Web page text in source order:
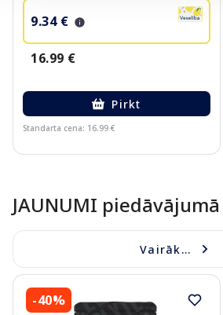
9.34 €
16.99 €
Pirkt
Standarta cena: 16.99 €
JAUNUMI piedāvājumā
Vairāk...
-40%